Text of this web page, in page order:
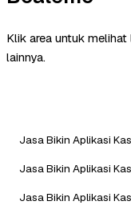
Klik area untuk
lainnya.
Jasa Bikin Aplikasi
Jasa Bikin Aplikasi
Jasa Bikin Aplikasi